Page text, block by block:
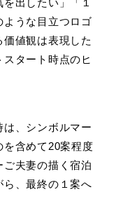
ような目立つロゴ
値観は表現した
タート時点のヒ
、シンボルマー
を含めて20案程度
夫妻の描く宿泊
、最終の１案へ